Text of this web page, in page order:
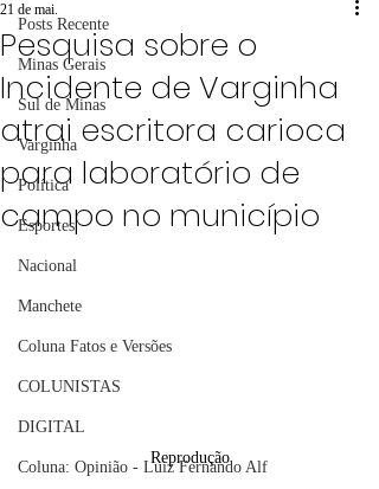
Posts Recente
Minas Gerais
Sul de Minas
Varginha
Política
Esportes
Nacional
Manchete
Coluna Fatos e Versões
COLUNISTAS
DIGITAL
Coluna: Opinião - Luiz Fernando Alf
Pesquisa sobre o
Incidente de Varginha
atrai escritora carioca
para laboratório de
campo no município
21 de mai.
Reprodução